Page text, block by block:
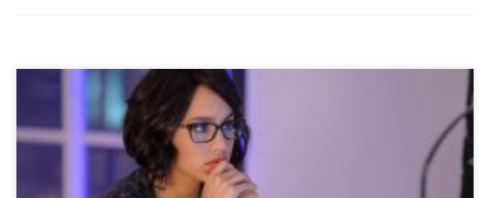
Nuevo estreno en el mundo de la ficción española. Es el turno de
Sin Identidad, una historia que trata de acercar al espectador a la